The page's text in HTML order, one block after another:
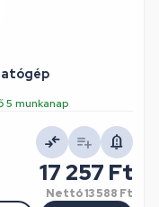
5 munkanap
17 257 Ft
Nettó13 588 Ft